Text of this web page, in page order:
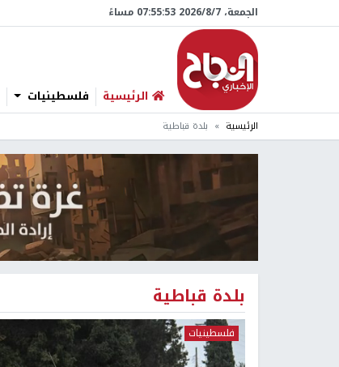
الجمعة، 7/‏8/‏2026 07:55:54 مساءً
الرئيسية فلسطينيات
الرئيسية بلدة قباطية
بلدة قباطية
فلسطينيات